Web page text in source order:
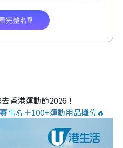
去香港運動節2026！
事💪＋100+運動用品攤位🔥